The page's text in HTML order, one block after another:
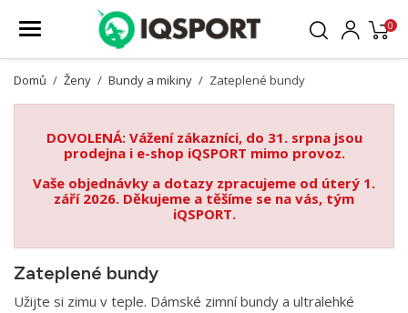
0
Domů Ženy Bundy a mikiny Zateplené bundy
DOVOLENÁ: Vážení zákazníci, do 31. srpna jsou
prodejna i e-shop iQSPORT mimo provoz.
Vaše objednávky a dotazy zpracujeme od úterý 1.
září 2026. Děkujeme a těšíme se na vás, tým
iQSPORT.
Zateplené bundy
Užijte si zimu v teple. Dámské zimní bundy a ultralehké